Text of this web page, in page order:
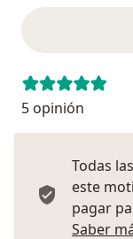
5 opinión
Todas
este
pagar
Saber